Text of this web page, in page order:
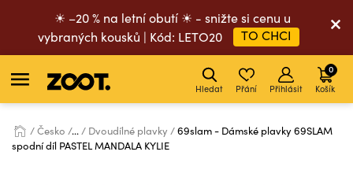
☀ –20 % na letní obutí ☀ - snižte si cenu u
vybraných kousků | Kód: LETO20
TO CHCI
Hledat Přání Přihlásit Košík
0
Česko ... Dvoudílné plavky
69slam - Dámské plavky 69SLAM
spodní díl PASTEL MANDALA KYLIE